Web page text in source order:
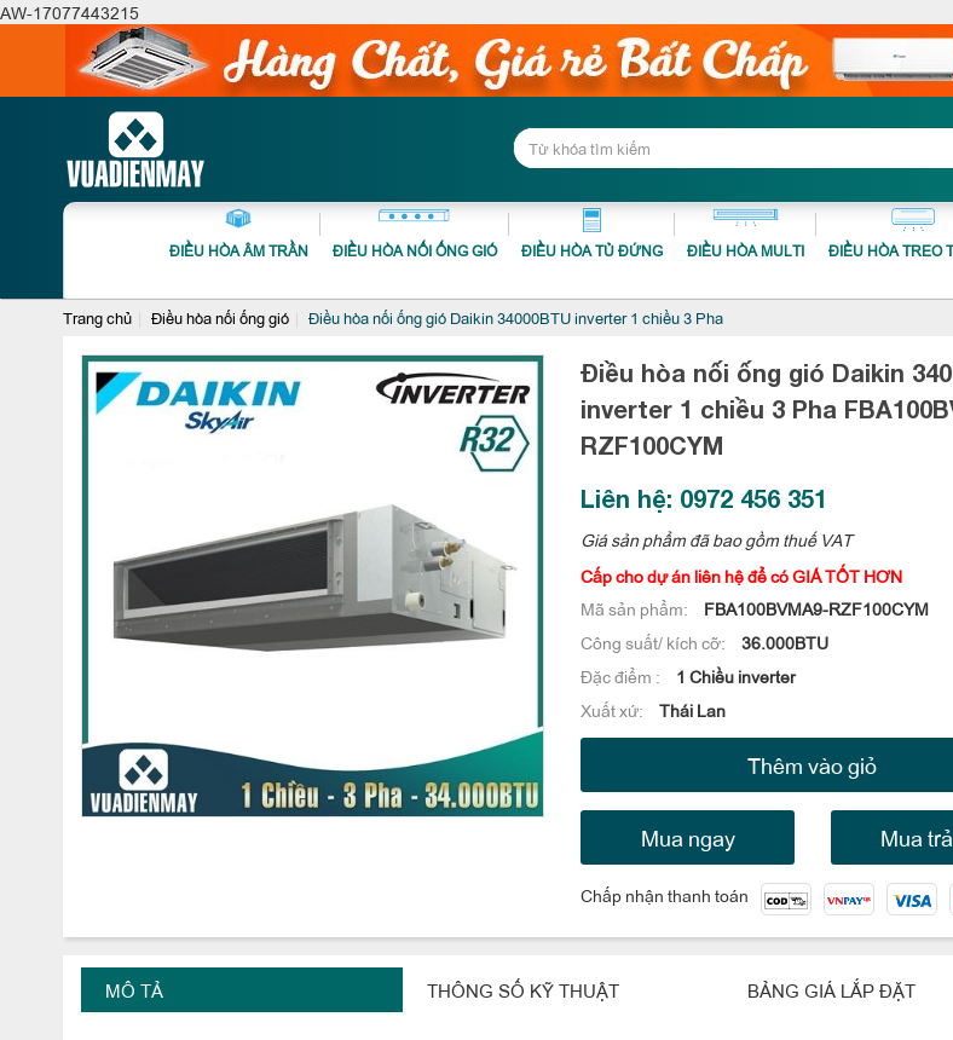
AW-17077443215
ĐIỀU HÒA ÂM TRẦN ĐIỀU HÒA NỐI ỐNG GIÓ ĐIỀU HÒA TỦ ĐỨNG ĐIỀU HÒA MULTI ĐIỀU HÒA TREO
Trang chủ Điều hòa nối ống gió Điều hòa nối ống gió Daikin 34000BTU inverter 1 chiều 3 Pha
Điều hòa nối ống gió Daikin
inverter 1 chiều 3 Pha
RZF100CYM
Liên hệ: 0972 456 351
Giá sản phẩm đã bao gồm thuế VAT
Cấp cho dự án liên hệ để có GIÁ TỐT HƠN
Mã sản phẩm:
FBA100BVMA9-RZF100CYM
Công suất/ kích cỡ:
36.000BTU
Đặc điểm :
1 Chiều inverter
Xuất xứ:
Thái Lan
Thêm vào giỏ
Mua ngay Mua
Chấp nhận thanh toán
MÔ TẢ THÔNG SỐ KỸ THUẬT BẢNG GIÁ LẮP ĐẶT